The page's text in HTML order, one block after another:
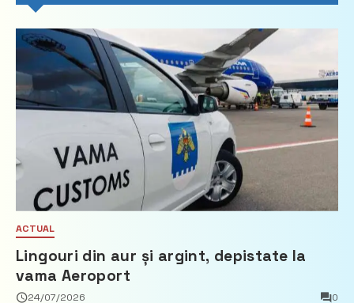
ACTUAL
Lingouri din aur și argint, depistate la
vama Aeroport
24/07/2026 0